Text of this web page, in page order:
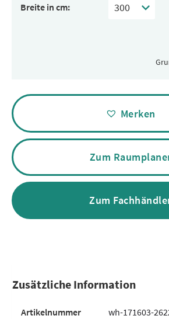
Breite in cm:
Alternative:
Merken
Zum
Zum
Zusätzliche Information
Artikelnummer
wh-171603-